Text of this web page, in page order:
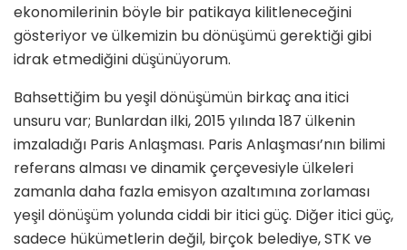
ekonomilerinin böyle bir patikaya kilitleneceğini
gösteriyor ve ülkemizin bu dönüşümü gerektiği gibi
idrak etmediğini düşünüyorum.
Bahsettiğim bu yeşil dönüşümün birkaç ana itici
unsuru var; Bunlardan ilki, 2015 yılında 187 ülkenin
imzaladığı Paris Anlaşması. Paris Anlaşması’nın bilimi
referans alması ve dinamik çerçevesiyle ülkeleri
zamanla daha fazla emisyon azaltımına zorlaması
yeşil dönüşüm yolunda ciddi bir itici güç. Diğer itici güç,
sadece hükümetlerin değil, birçok belediye, STK ve